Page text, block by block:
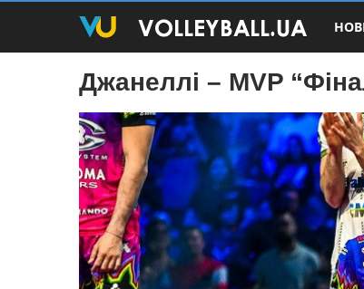
Джанеллі – MVP